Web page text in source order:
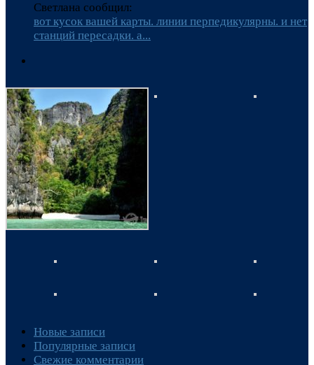
Светлана сообщил:
вот кусок вашей карты. линии перпедикулярны. и нет
станций пересадки. а...
Новые записи
Популярные записи
Свежие комментарии